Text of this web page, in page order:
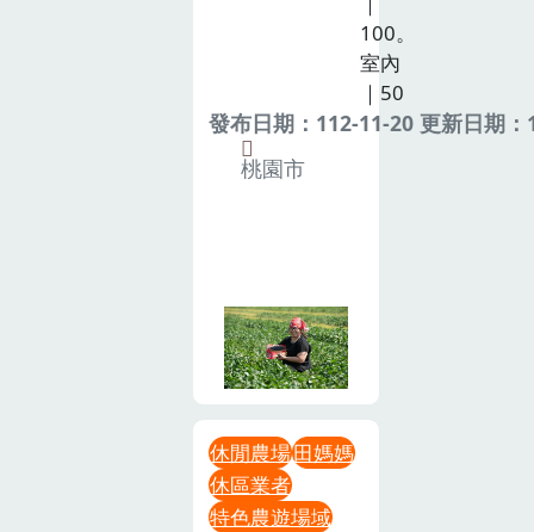
100。
室內
｜50
發布日期：112-11-20 更新日期
桃園市
休閒農場田媽媽
休區業者
特色農遊場域